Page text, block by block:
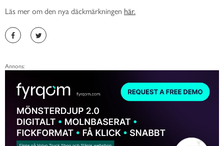
Läs mer om den nya däckmärkningen här.
Annons: